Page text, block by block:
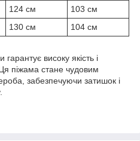
124 см
103 см
130 см 104 см
високу якість і
Ця піжама стане чудовим
забезпечуючи затишок і